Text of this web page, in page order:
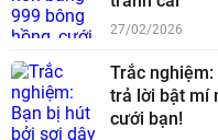
27/02/2026
Trắc nghiệm:
trả lời bật mí
cưới bạn!